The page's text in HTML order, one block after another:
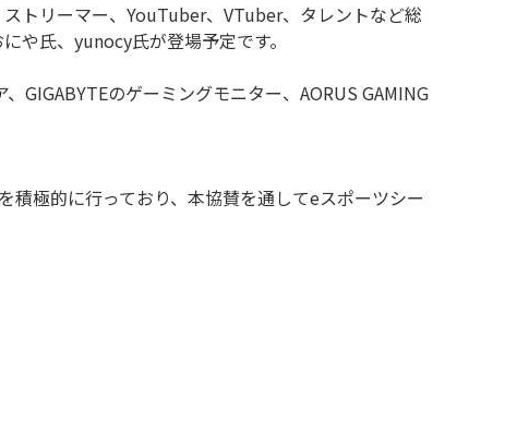
トリーマー、YouTuber、VTuber、タレントなど総
や⽒、yunocy⽒が登場予定です。
GIGABYTEのゲーミングモニター、AORUS GAMING
積極的に行っており、本協賛を通してeスポーツシー